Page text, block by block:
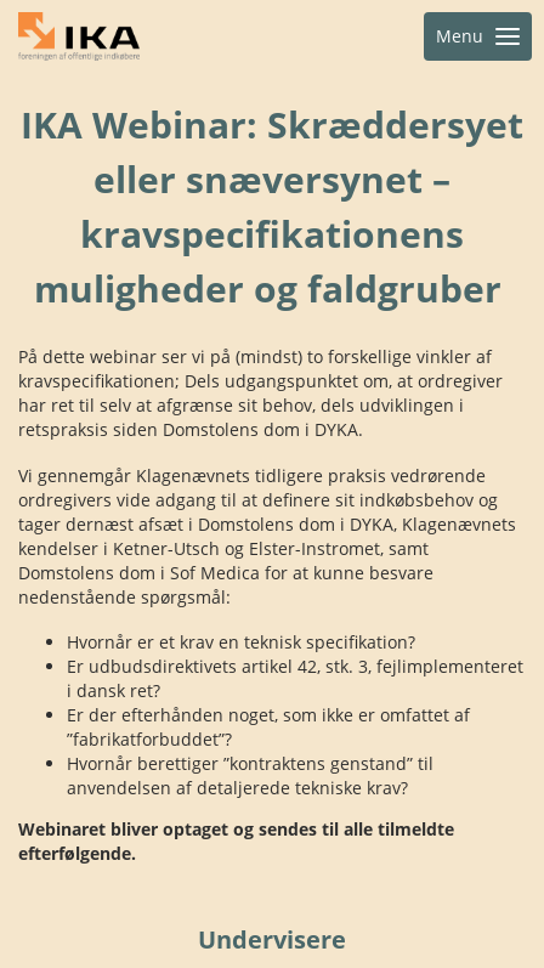
Menu
IKA Webinar: Skræddersyet
eller snæversynet –
kravspecifikationens
muligheder og faldgruber
På dette webinar ser vi på (mindst) to forskellige vinkler af
kravspecifikationen; Dels udgangspunktet om, at ordregiver
har ret til selv at afgrænse sit behov, dels udviklingen i
retspraksis siden Domstolens dom i DYKA.
Vi gennemgår Klagenævnets tidligere praksis vedrørende
ordregivers vide adgang til at definere sit indkøbsbehov og
tager dernæst afsæt i Domstolens dom i DYKA, Klagenævnets
kendelser i Ketner-Utsch og Elster-Instromet, samt
Domstolens dom i Sof Medica for at kunne besvare
nedenstående spørgsmål:
Hvornår er et krav en teknisk specifikation?
Er udbudsdirektivets artikel 42, stk. 3, fejlimplementeret
i dansk ret?
Er der efterhånden noget, som ikke er omfattet af
”fabrikatforbuddet”?
Hvornår berettiger ”kontraktens genstand” til
anvendelsen af detaljerede tekniske krav?
Webinaret bliver optaget og sendes til alle tilmeldte
efterfølgende.
Undervisere